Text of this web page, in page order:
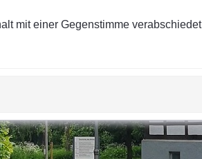
mit einer Gegenstimme verabschiedet